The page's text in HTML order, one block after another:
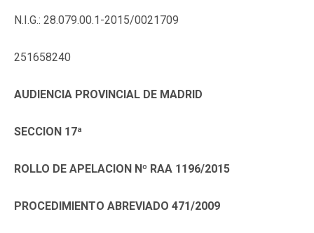
N.I.G.: 28.079.00.1-2015/0021709
251658240
AUDIENCIA PROVINCIAL DE MADRID
SECCION 17ª
ROLLO DE APELACION Nº RAA 1196/2015
PROCEDIMIENTO ABREVIADO 471/2009